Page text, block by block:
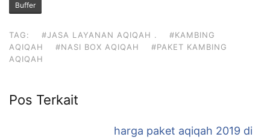
Buffer
TAG: #JASA LAYANAN AQIQAH .
#KAMBING
AQIQAH
#NASI BOX AQIQAH
#PAKET KAMBING
AQIQAH
Pos Terkait
harga paket aqiqah 2019 di